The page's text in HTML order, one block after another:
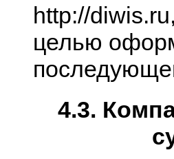
http://
целью
4.3.